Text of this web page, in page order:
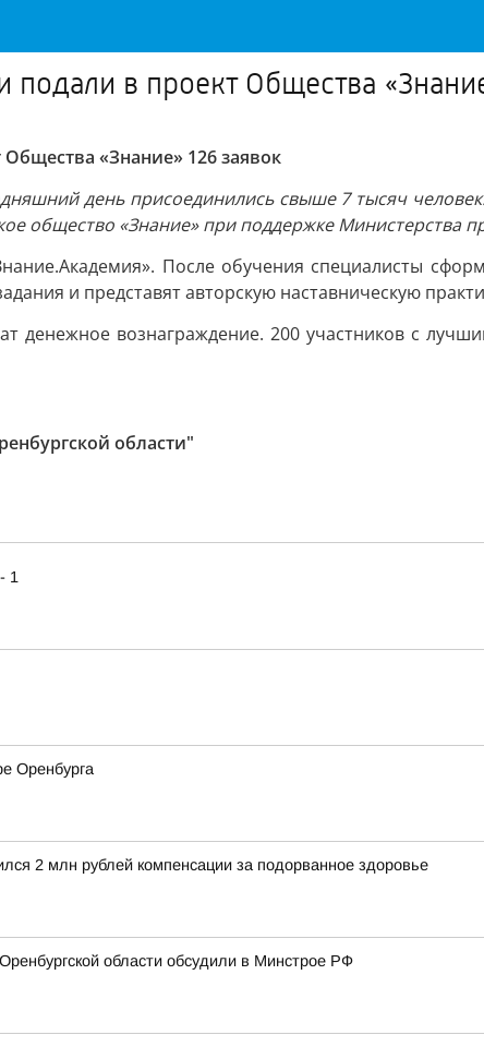
подали в проект Общества
«Знание» 126 заявок
день присоединились свыше 7 тысяч
общество «Знание» при поддержке
После обучения специалисты
и представят авторскую наставническую
денежное вознаграждение. 200 участников с
области"
1
Оренбурга
2 млн рублей компенсации за подорванное здоровье
области обсудили в Минстрое РФ